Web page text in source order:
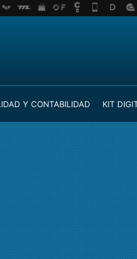
Y CONTABILIDAD KIT